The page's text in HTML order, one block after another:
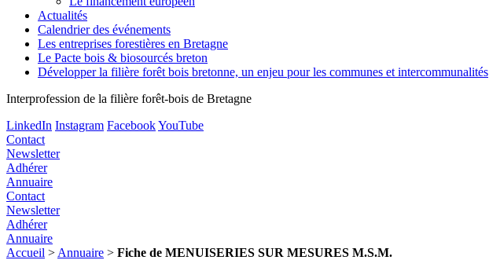
Actualités
Calendrier des événements
Les entreprises forestières en Bretagne
Le Pacte bois & biosourcés breton
Développer la filière forêt bois bretonne, un enjeu pour les communes et intercommunalités
Interprofession de la filière forêt-bois de Bretagne
LinkedIn Instagram FacebookYouTube
Contact
Newsletter
Adhérer
Annuaire
Contact
Newsletter
Adhérer
Annuaire
Accueil > Annuaire > Fiche de MENUISERIES SUR MESURES M.S.M.